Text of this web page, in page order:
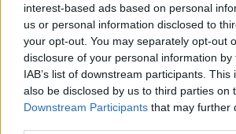
interest-based ads based on personal
us or personal information disclosed to
your opt-out. You may separately opt-out
disclosure of your personal information
IAB’s list of downstream participants.
also be disclosed by us to third parties on
Downstream Participants that may further